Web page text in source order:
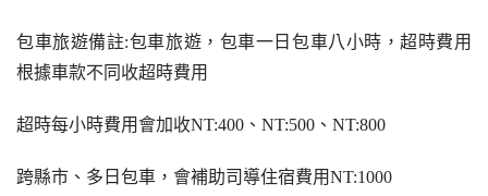
包車旅遊備註:包車旅遊，包車一日包車八小時，超時費用
根據車款不同收超時費用
超時每小時費用會加收NT:400、NT:500、NT:800
跨縣市、多日包車，會補助司導住宿費用NT:1000